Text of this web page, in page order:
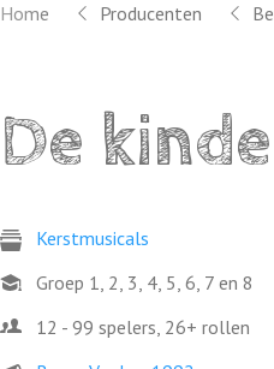
Home Producenten
De
Kerstmusicals
Groep 1, 2, 3, 4, 5, 6, 7 en 8
12 - 99 spelers, 26+ rollen